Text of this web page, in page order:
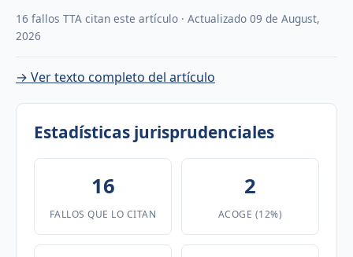
16 fallos TTA citan este artículo · Actualizado 09 de August,
2026
→ Ver texto completo del artículo
Estadísticas jurisprudenciales
16
FALLOS QUE LO CITAN
2
ACOGE (12%)